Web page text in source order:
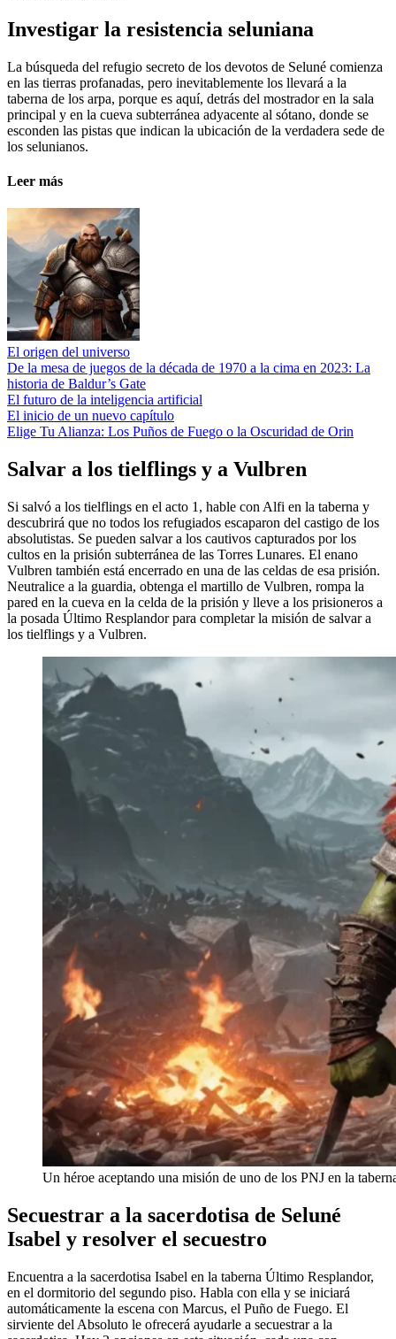
Investigar la resistencia seluniana
La búsqueda del refugio secreto de los devotos de Seluné comienza
en las tierras profanadas, pero inevitablemente los llevará a la
taberna de los arpa, porque es aquí, detrás del mostrador en la sala
principal y en la cueva subterránea adyacente al sótano, donde se
esconden las pistas que indican la ubicación de la verdadera sede de
los selunianos.
Leer más
El origen del universo
De la mesa de juegos de la década de 1970 a la cima en 2023: La
historia de Baldur’s Gate
El futuro de la inteligencia artificial
El inicio de un nuevo capítulo
Elige Tu Alianza: Los Puños de Fuego o la Oscuridad de Orin
Salvar a los tielflings y a Vulbren
Si salvó a los tielflings en el acto 1, hable con Alfi en la taberna y
descubrirá que no todos los refugiados escaparon del castigo de los
absolutistas. Se pueden salvar a los cautivos capturados por los
cultos en la prisión subterránea de las Torres Lunares. El enano
Vulbren también está encerrado en una de las celdas de esa prisión.
Neutralice a la guardia, obtenga el martillo de Vulbren, rompa la
pared en la cueva en la celda de la prisión y lleve a los prisioneros a
la posada Último Resplandor para completar la misión de salvar a
los tielflings y a Vulbren.
Un héroe aceptando una misión de uno de los PNJ en la
Secuestrar a la sacerdotisa de Seluné
Isabel y resolver el secuestro
Encuentra a la sacerdotisa Isabel en la taberna Último Resplandor,
en el dormitorio del segundo piso. Habla con ella y se iniciará
automáticamente la escena con Marcus, el Puño de Fuego. El
sirviente del Absoluto le ofrecerá ayudarle a secuestrar a la